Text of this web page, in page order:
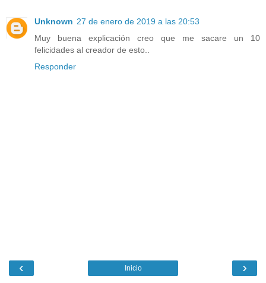
Unknown 27 de enero de 2019 a las 20:53
Muy buena explicación creo que me sacare un 10
felicidades al creador de esto..
Responder
‹ ›
Inicio